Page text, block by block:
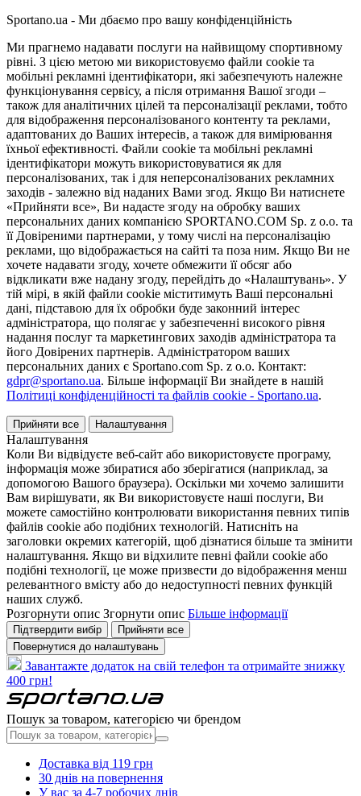
Sportano.ua - Ми дбаємо про вашу конфіденційність
Ми прагнемо надавати послуги на найвищому спортивному
рівні. З цією метою ми використовуємо файли cookie та
мобільні рекламні ідентифікатори, які забезпечують належне
функціонування сервісу, а після отримання Вашої згоди –
також для аналітичних цілей та персоналізації реклами, тобто
для відображення персоналізованого контенту та реклами,
адаптованих до Ваших інтересів, а також для вимірювання
їхньої ефективності. Файли cookie та мобільні рекламні
ідентифікатори можуть використовуватися як для
персоналізованих, так і для неперсоналізованих рекламних
заходів - залежно від наданих Вами згод. Якщо Ви натиснете
«Прийняти все», Ви надасте згоду на обробку ваших
персональних даних компанією SPORTANO.COM Sp. z o.o. та
її Довіреними партнерами, у тому числі на персоналізацію
реклами, що відображається на сайті та поза ним. Якщо Ви не
хочете надавати згоду, хочете обмежити її обсяг або
відкликати вже надану згоду, перейдіть до «Налаштувань». У
тій мірі, в якій файли cookie міститимуть Ваші персональні
дані, підставою для їх обробки буде законний інтерес
адміністратора, що полягає у забезпеченні високого рівня
надання послуг та маркетингових заходів адміністратора та
його Довірених партнерів. Адміністратором ваших
персональних даних є Sportano.com Sp. z o.o. Контакт:
gdpr@sportano.ua. Більше інформації Ви знайдете в нашій
Політиці конфіденційності та файлів cookie - Sportano.ua.
Прийняти все Налаштування
Налаштування
Коли Ви відвідуєте веб-сайт або використовуєте програму,
інформація може збиратися або зберігатися (наприклад, за
допомогою Вашого браузера). Оскільки ми хочемо залишити
Вам вирішувати, як Ви використовуєте наші послуги, Ви
можете самостійно контролювати використання певних типів
файлів cookie або подібних технологій. Натисніть на
заголовки окремих категорій, щоб дізнатися більше та змінити
налаштування. Якщо ви відхилите певні файли cookie або
подібні технології, це може призвести до відображення менш
релевантного вмісту або до недоступності певних функцій
наших служб.
Розгорнути опис Згорнути опис Більше інформації
Підтвердити вибір
Прийняти все
Повернутися до налаштувань
Завантажте додаток на свій телефон та отримайте знижку
400 грн!
Пошук за товаром, категорією чи брендом
Доставка від 119 грн
30 днів на повернення
У вас за 4-7 робочих днів